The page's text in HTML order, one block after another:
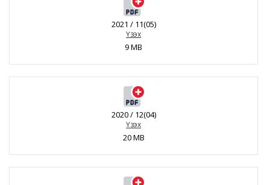
2021 / 11(05)
Үзэх
9 MB
2020 / 12(04)
Үзэх
20 MB